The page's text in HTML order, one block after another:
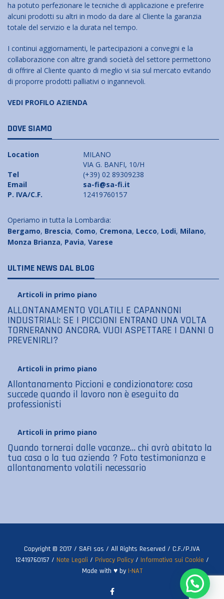
ha potuto perfezionare le tecniche di applicazione e preferire
alcuni prodotti su altri in modo da dare al Cliente la garanzia
totale del servizio e la durata nel tempo.
I continui aggiornamenti, le partecipazioni a convegni e la
collaborazione con altre grandi società del settore permettono
di offrire al Cliente quanto di meglio vi sia sul mercato evitando
di proporre prodotti palliativi o ingannevoli.
VEDI PROFILO AZIENDA
DOVE SIAMO
Location
MILANO
VIA G. BANFI, 10/H
Tel
(+39) 02 89309238
Email
sa-fi@sa-fi.it
P. IVA/C.F.
12419760157
Operiamo in tutta la Lombardia:
Bergamo, Brescia, Como, Cremona, Lecco, Lodi, Milano,
Monza Brianza, Pavia, Varese
ULTIME NEWS DAL BLOG
Articoli in primo piano
ALLONTANAMENTO VOLATILI E CAPANNONI
INDUSTRIALI: SE I PICCIONI ENTRANO UNA VOLTA
TORNERANNO ANCORA. VUOI ASPETTARE I DANNI O
PREVENIRLI?
Articoli in primo piano
Allontanamento Piccioni e condizionatore: cosa
succede quando il lavoro non è eseguito da
professionisti
Articoli in primo piano
Quando tornerai dalle vacanze… chi avrà abitato la
tua casa o la tua azienda ? Foto testimonianza e
allontanamento volatili necessario
Copyright © 2017 / SAFI sas / All Rights Reserved / C.F./P.IVA
12419760157 / Note Legali / Privacy Policy/ Informativa sui Cookie /
Made with ♥ by I-NAT